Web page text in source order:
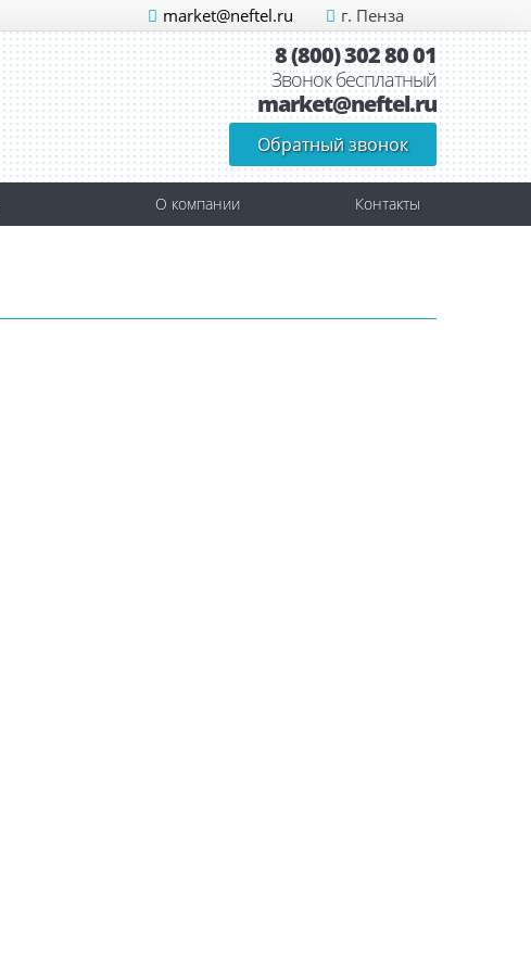
market@neftel.ru г. Пенза
8 (800) 302 80 01
Звонок бесплатный
market@neftel.ru
Обратный звонок
О компании Контакты